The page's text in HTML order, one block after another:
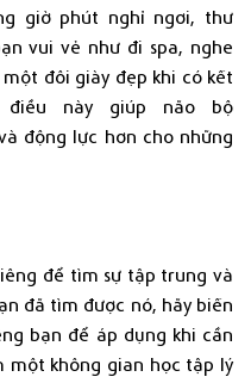
giờ phút nghỉ ngơi, thư
vui vẻ như đi spa, nghe
đôi giày đẹp khi có kết
này giúp não bộ
động lực hơn cho những
để tìm sự tập trung và
đã tìm được nó, hãy biến
bạn để áp dụng khi cần
một không gian học tập lý